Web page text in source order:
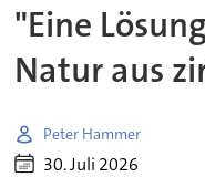
"Eine
Natur aus
Peter Hammer
30. Juli 2026